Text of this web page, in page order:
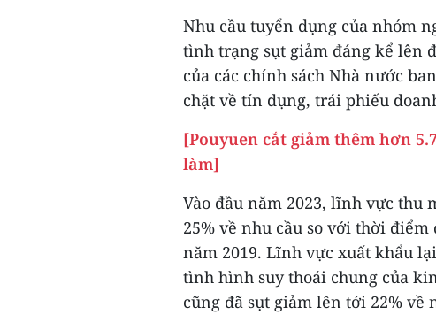
Nhu cầu tuyển dụng của nhóm
tình trạng sụt giảm đáng kể lên
của các chính sách Nhà nước
chặt về tín dụng, trái phiếu
[Pouyuen cắt giảm thêm hơn
làm]
Vào đầu năm 2023, lĩnh vực thu
25% về nhu cầu so với thời
năm 2019. Lĩnh vực xuất khẩu
tình hình suy thoái chung của
cũng đã sụt giảm lên tới 22% về